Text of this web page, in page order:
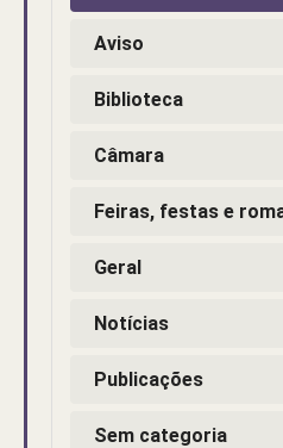
Aviso
Biblioteca
Câmara
Feiras, festas e
Geral
Notícias
Publicações
Sem categoria